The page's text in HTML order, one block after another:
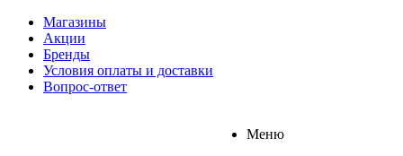
Магазины
Акции
Бренды
Условия оплаты и доставки
Вопрос-ответ
Меню